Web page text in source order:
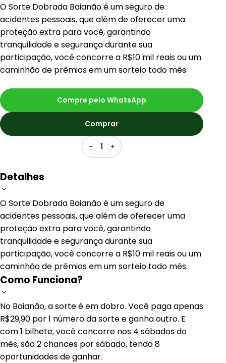
O Sorte Dobrada Baianão é um seguro de
acidentes pessoais, que além de oferecer uma
proteção extra para você, garantindo
tranquilidade e segurança durante sua
participação, você concorre a R$10 mil reais ou um
caminhão de prêmios em um sorteio todo mês.
1
Comprar
Compre pelo WhatsApp
Detalhes
O Sorte Dobrada Baianão é um seguro de
acidentes pessoais, que além de oferecer uma
proteção extra para você, garantindo
tranquilidade e segurança durante sua
participação, você concorre a R$10 mil reais ou um
caminhão de prêmios em um sorteio todo mês.
Como Funciona?
No Baianão, a sorte é em dobro. Você paga apenas
R$29,90 por 1 número da sorte e ganha outro. E
com 1 bilhete, você concorre nos 4 sábados do
mês, são 2 chances por sábado, tendo 8
oportunidades de ganhar.